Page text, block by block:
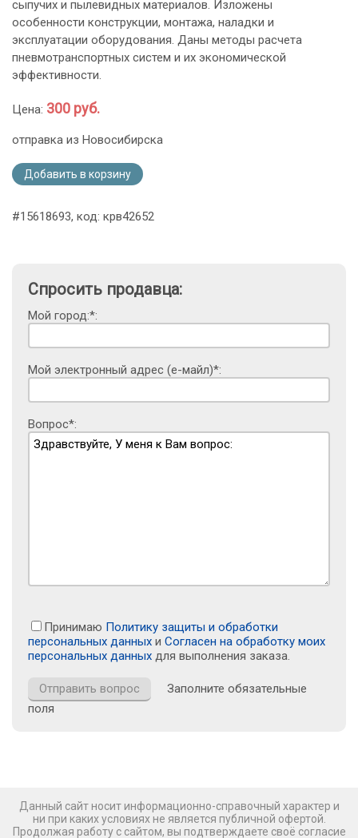
сыпучих и пылевидных материалов. Изложены
особенности конструкции, монтажа, наладки и
эксплуатации оборудования. Даны методы расчета
пневмотранспортных систем и их экономической
эффективности.
Цена: 300 руб.
отправка из Новосибирска
Добавить в корзину
#15618693, код: крв42652
Спросить продавца:
Мой город:*:
Мой электронный адрес (е-майл)*:
Вопрос*:
Принимаю Политику защиты и обработки
персональных данных и Согласен на обработку моих
персональных данных для выполнения заказа.
Заполните обязательные
поля
Данный сайт носит информационно-справочный характер и
ни при каких условиях не является публичной офертой.
Продолжая работу с сайтом, вы подтверждаете своё согласие